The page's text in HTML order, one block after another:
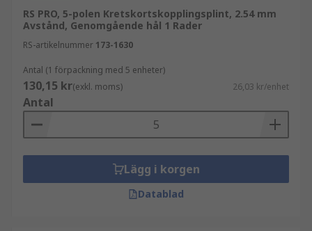
RS PRO, 5-polen Kretskortskopplingsplint, 2.54 mm
Avstånd, Genomgående hål 1 Rader
RS-artikelnummer 173-1630
Antal (1 förpackning med 5 enheter)
130,15 kr(exkl. moms) 26,03 kr/enhet
Antal
Lägg i korgen
Datablad